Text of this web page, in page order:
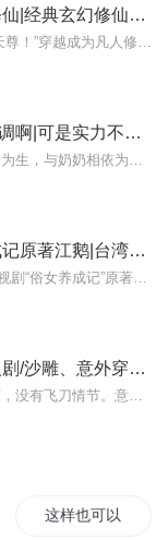
低武聊天群？ 我可是凡人修仙|经典玄幻修仙小说
【免费精品多播】我也想低调啊|可是实力不允许啊
可是我偏偏不喜欢|俗女养成记原著江鹅|台湾金智英
博士我啊可是很强的哦/多人剧/沙雕、意外穿越、同人
这样也可以赚钱